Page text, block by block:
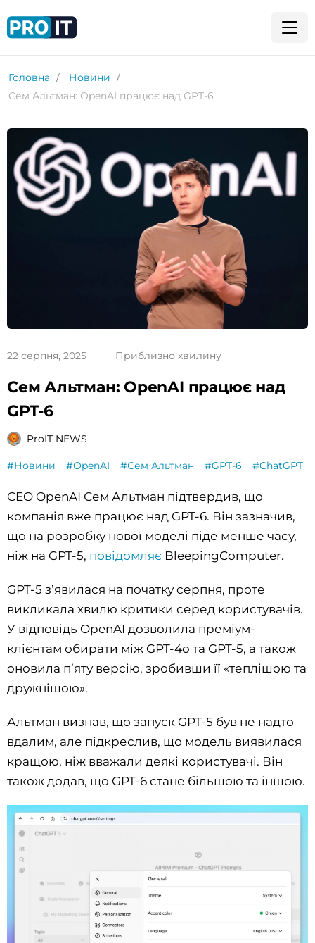
Головна
Новини
Сем Альтман: OpenAI працює над GPT-6
22 серпня, 2025 Приблизно хвилину
Сем Альтман: OpenAI працює над
GPT-6
ProIT NEWS
#Новини #OpenAI #Сем Альтман #GPT-6 #ChatGPT
CEO OpenAI Сем Альтман підтвердив, що
компанія вже працює над GPT-6. Він зазначив,
що на розробку нової моделі піде менше часу,
ніж на GPT-5, повідомляє BleepingComputer.
GPT-5 з’явилася на початку серпня, проте
викликала хвилю критики серед користувачів.
У відповідь OpenAI дозволила преміум-
клієнтам обирати між GPT-4o та GPT-5, а також
оновила п’яту версію, зробивши її «теплішою та
дружнішою».
Альтман визнав, що запуск GPT-5 був не надто
вдалим, але підкреслив, що модель виявилася
кращою, ніж вважали деякі користувачі. Він
також додав, що GPT-6 стане більшою та іншою.